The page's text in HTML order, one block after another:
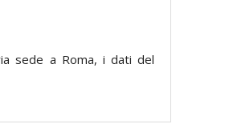
sede a Roma, i dati del